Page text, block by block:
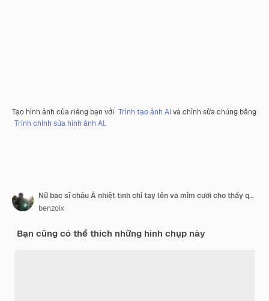
Tạo hình ảnh của riêng bạn với Trình tạo ảnh AIvà chỉnh sửa chúng bằng
Trình chỉnh sửa hình ảnh AI.
Nữ bác sĩ châu Á nhiệt tình chỉ tay lên và mỉm cười cho thấy quảng cáo dem
benzoix
Bạn cũng có thể thích những hình chụp này